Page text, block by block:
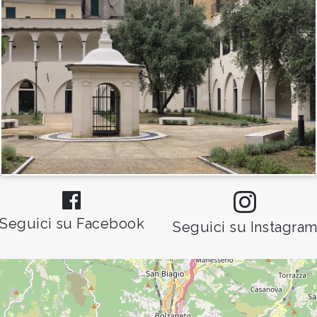
Seguici su Facebook Seguici su Instagram